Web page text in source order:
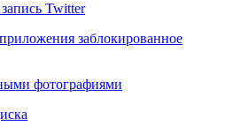
Twitter
заблокированное
фотографиями